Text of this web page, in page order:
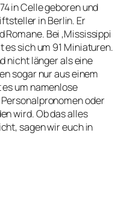
in Celle geboren und
in Berlin. Er
Bei ‚Mississippi
es sich um 91 Miniaturen.
nicht länger als eine
sogar nur aus einem
um namenlose
oder
wird. Ob das alles
sagen wir euch in